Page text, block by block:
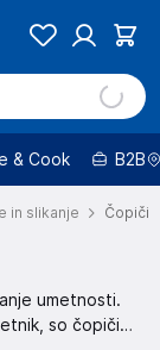
& Cook B2B
in slikanje Čopiči
umetnosti.
so čopiči